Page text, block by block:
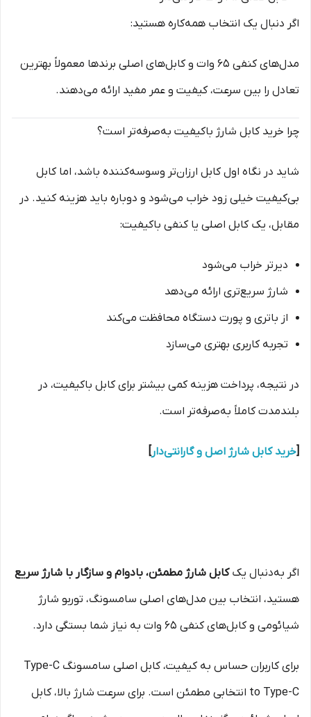
اگر دنبال یک انتخاب همه‌کاره هستید:
مدل‌های کنفی 65 وات و کابل‌های اصلی برندها معمولاً بهترین
تعادل را بین سرعت، کیفیت و عمر مفید ارائه می‌دهند.
چرا خرید کابل شارژ باکیفیت به‌صرفه‌تر است؟
شاید در نگاه اول کابل ارزان‌تر وسوسه‌کننده باشد، اما کابل
بی‌کیفیت خیلی زود خراب می‌شود و دوباره باید هزینه کنید. در
مقابل، یک کابل اصلی یا کنفی باکیفیت:
دیرتر خراب می‌شود
شارژ سریع‌تری ارائه می‌دهد
از باتری و پورت دستگاه محافظت می‌کند
تجربه کاربری بهتری می‌سازد
در نتیجه، پرداخت هزینه کمی بیشتر برای کابل باکیفیت، در
بلندمدت کاملاً به‌صرفه‌تر است.
[خرید کابل شارژ اصل و گارانتی‌دار]
اگر به‌دنبال یککابل شارژ مطمئن، بادوام و سازگار با شارژ سریع
هستید، انتخاب بین مدل‌های اصلی سامسونگ، توربو شارژ
شیائومی و کابل‌های کنفی 65 وات به نیاز شما بستگی دارد.
برای کاربران حساس به کیفیت، کابل اصلی سامسونگ Type-C
to Type-C انتخابی مطمئن است. برای سرعت شارژ بالا، کابل